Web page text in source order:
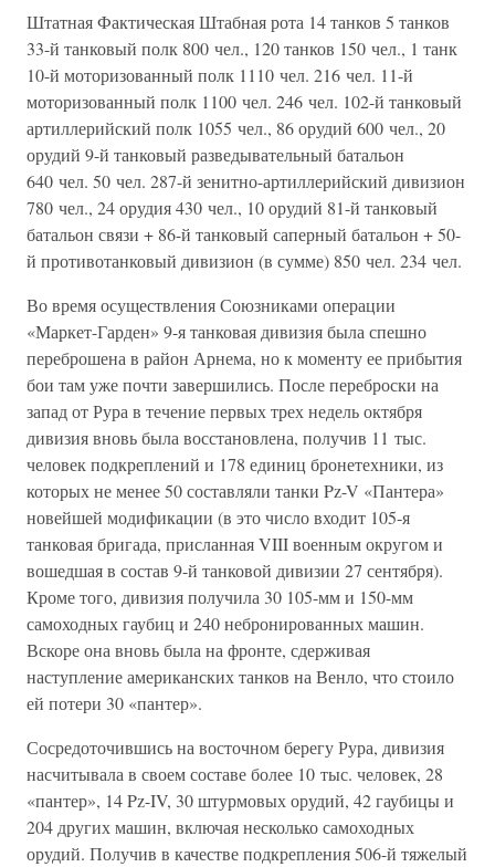
Штатная Фактическая Штабная рота 14 танков 5 танков
33-й танковый полк 800 чел., 120 танков 150 чел., 1 танк
10-й моторизованный полк 1110 чел. 216 чел. 11-й
моторизованный полк 1100 чел. 246 чел. 102-й танковый
артиллерийский полк 1055 чел., 86 орудий 600 чел., 20
орудий 9-й танковый разведывательный батальон
640 чел. 50 чел. 287-й зенитно-артиллерийский дивизион
780 чел., 24 орудия 430 чел., 10 орудий 81-й танковый
батальон связи + 86-й танковый саперный батальон + 50-
й противотанковый дивизион (в сумме) 850 чел. 234 чел.
Во время осуществления Союзниками операции
«Маркет-Гарден» 9-я танковая дивизия была спешно
переброшена в район Арнема, но к моменту ее прибытия
бои там уже почти завершились. После переброски на
запад от Рура в течение первых трех недель октября
дивизия вновь была восстановлена, получив 11 тыс.
человек подкреплений и 178 единиц бронетехники, из
которых не менее 50 составляли танки Pz-V «Пантера»
новейшей модификации (в это число входит 105-я
танковая бригада, присланная VIII военным округом и
вошедшая в состав 9-й танковой дивизии 27 сентября).
Кроме того, дивизия получила 30 105-мм и 150-мм
самоходных гаубиц и 240 небронированных машин.
Вскоре она вновь была на фронте, сдерживая
наступление американских танков на Венло, что стоило
ей потери 30 «пантер».
Сосредоточившись на восточном берегу Рура, дивизия
насчитывала в своем составе более 10 тыс. человек, 28
«пантер», 14 Pz-IV, 30 штурмовых орудий, 42 гаубицы и
204 других машин, включая несколько самоходных
орудий. Получив в качестве подкрепления 506-й тяжелый